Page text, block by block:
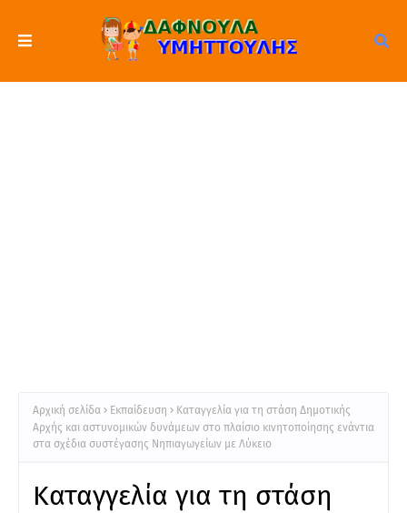
Αρχική σελίδα Εκπαίδευση
Καταγγελία για τη στάση Δημοτικής
Αρχής και αστυνομικών δυνάμεων στο πλαίσιο κινητοποίησης ενάντια
στα σχέδια συστέγασης Νηπιαγωγείων με Λύκειο
Καταγγελία για τη στάση